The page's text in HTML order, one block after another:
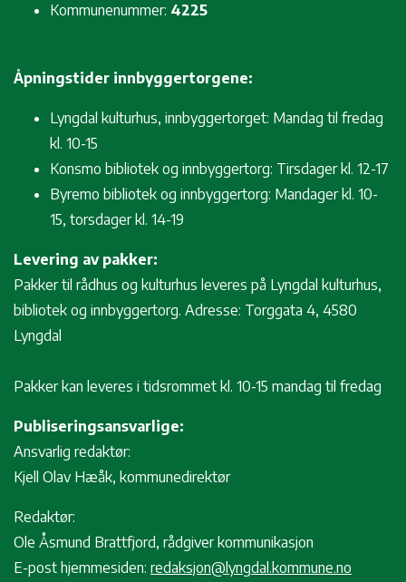
Kommunenummer: 4225
Åpningstider innbyggertorgene:
Lyngdal kulturhus, innbyggertorget: Mandag til fredag
kl. 10-15
Konsmo bibliotek og innbyggertorg: Tirsdager kl. 12-17
Byremo bibliotek og innbyggertorg: Mandager kl. 10-
15, torsdager kl. 14-19
Levering av pakker:
Pakker til rådhus og kulturhus leveres på Lyngdal kulturhus,
bibliotek og innbyggertorg. Adresse: Torggata 4, 4580
Lyngdal
Pakker kan leveres i tidsrommet kl. 10-15 mandag til fredag
Publiseringsansvarlige:
Ansvarlig redaktør:
Kjell Olav Hæåk, kommunedirektør
Redaktør:
Ole Åsmund Brattfjord, rådgiver kommunikasjon
E-post hjemmesiden: redaksjon@lyngdal.kommune.no